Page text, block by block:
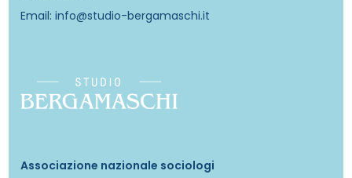
Email: info@studio-bergamaschi.it
Associazione nazionale sociologi